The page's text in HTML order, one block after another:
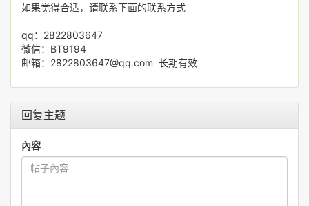
如果觉得合适，请联系下面的联系方式
qq：2822803647
微信：BT9194
邮箱：2822803647@qq.com 长期有效
回复主题
內容